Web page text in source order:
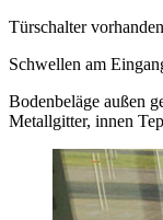
Türschalter
Schwellen am
Bodenbeläge außen
Metallgitter, innen